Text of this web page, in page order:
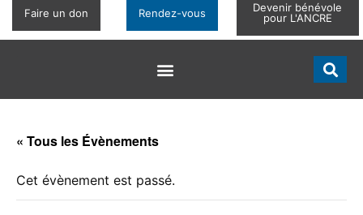
Faire un don Rendez-vous
Devenir bénévole
pour L'ANCRE
« Tous les Évènements
Cet évènement est passé.